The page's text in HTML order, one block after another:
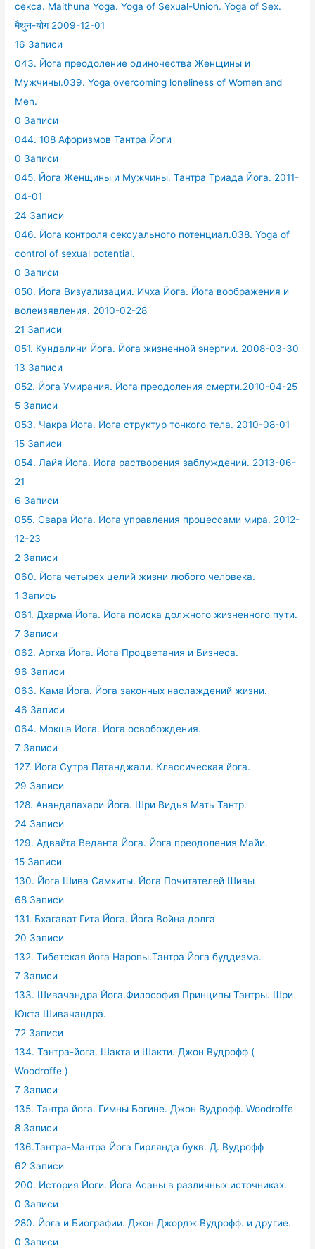
секса. Maithuna Yoga. Yoga of Sexual-Union. Yoga of Sex.
मैथुन-योग 2009-12-01
16 Записи
043. Йога преодоление одиночества Женщины и
Мужчины.039. Yoga overcoming loneliness of Women and
Men.
0 Записи
044. 108 Афоризмов Тантра Йоги
0 Записи
045. Йога Женщины и Мужчины. Тантра Триада Йога. 2011-
04-01
24 Записи
046. Йога контроля сексуального потенциал.038. Yoga of
control of sexual potential.
0 Записи
050. Йога Визуализации. Ичха Йога. Йога воображения и
волеизявления. 2010-02-28
21 Записи
051. Кундалини Йога. Йога жизненной энергии. 2008-03-30
13 Записи
052. Йога Умирания. Йога преодоления смерти.2010-04-25
5 Записи
053. Чакра Йога. Йога структур тонкого тела. 2010-08-01
15 Записи
054. Лайя Йога. Йога растворения заблуждений. 2013-06-
21
6 Записи
055. Свара Йога. Йога управления процессами мира. 2012-
12-23
2 Записи
060. Йога четырех целий жизни любого человека.
1 Запись
061. Дхарма Йога. Йога поиска должного жизненного пути.
7 Записи
062. Артха Йога. Йога Процветания и Бизнеса.
96 Записи
063. Кама Йога. Йога законных наслаждений жизни.
46 Записи
064. Мокша Йога. Йога освобождения.
7 Записи
127. Йога Сутра Патанджали. Классическая йога.
29 Записи
128. Анандалахари Йога. Шри Видья Мать Тантр.
24 Записи
129. Адвайта Веданта Йога. Йога преодоления Майи.
15 Записи
130. Йога Шива Самхиты. Йога Почитателей Шивы
68 Записи
131. Бхагават Гита Йога. Йога Война долга
20 Записи
132. Тибетская йога Наропы.Тантра Йога буддизма.
7 Записи
133. Шивачандра Йога.Философия Принципы Тантры. Шри
Юкта Шивачандра.
72 Записи
134. Тантра-йога. Шакта и Шакти. Джон Вудрофф (
Woodroffe )
7 Записи
135. Тантра йога. Гимны Богине. Джон Вудрофф. Woodroffe
8 Записи
136.Тантра-Мантра Йога Гирлянда букв. Д. Вудрофф
62 Записи
200. История Йоги. Йога Асаны в различных источниках.
0 Записи
280. Йога и Биографии. Джон Джордж Вудрофф. и другие.
0 Записи